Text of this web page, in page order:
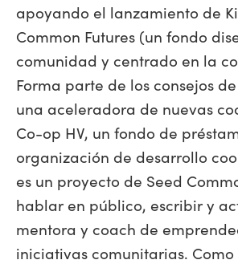
apoyando el lanzamiento de
Common Futures (un fondo
comunidad y centrado en la
Forma parte de los consejos
una aceleradora de nuevas
Co-op HV, un fondo de
organización de desarrollo
es un proyecto de Seed
hablar en público, escribir y
mentora y coach de
iniciativas comunitarias.